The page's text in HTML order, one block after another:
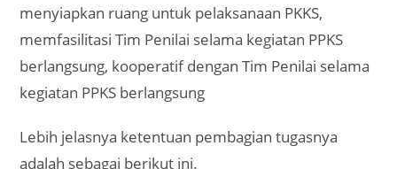
menyiapkan ruang untuk pelaksanaan PKKS,
memfasilitasi Tim Penilai selama kegiatan PPKS
berlangsung, kooperatif dengan Tim Penilai selama
kegiatan PPKS berlangsung
Lebih jelasnya ketentuan pembagian tugasnya
adalah sebagai berikut ini.